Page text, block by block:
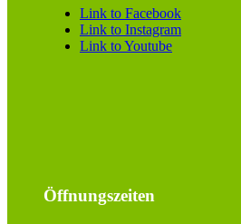
Link to Facebook
Link to Instagram
Link to Youtube
Öffnungszeiten